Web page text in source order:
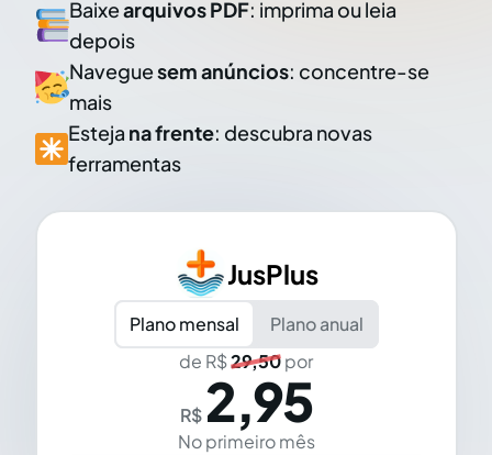
Baixearquivos PDF: imprima ou leia
depois
Naveguesem anúncios: concentre-se
mais
Esteja na frente: descubra novas
ferramentas
JusPlus
Plano mensal
Plano anual
de R$29,50por
R$ 2,95
No primeiro mês